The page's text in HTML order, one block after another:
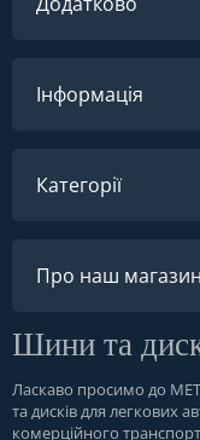
Інформація
Категорії
Про наш магазин
Шини та
Ласкаво просимо до
та дисків для легкових
комерційного